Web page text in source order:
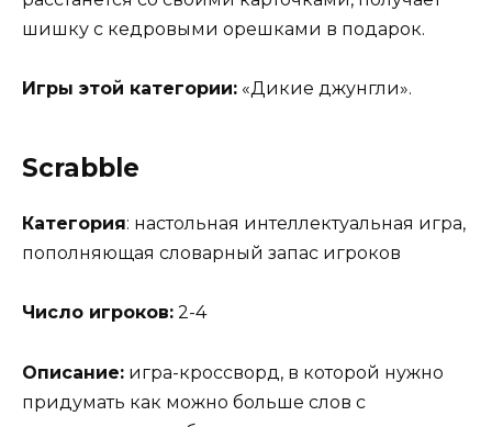
шишку с кедровыми орешками в подарок.
Игры этой категории: «Дикие джунгли».
Scrabble
Категория: настольная интеллектуальная игра,
пополняющая словарный запас игроков
Число игроков: 2-4
Описание: игра-кроссворд, в которой нужно
придумать как можно больше слов с